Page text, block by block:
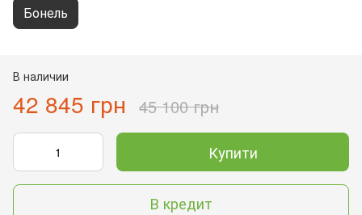
Бонель
В наличии
42 845 грн 45 100 грн
Купити
В кредит